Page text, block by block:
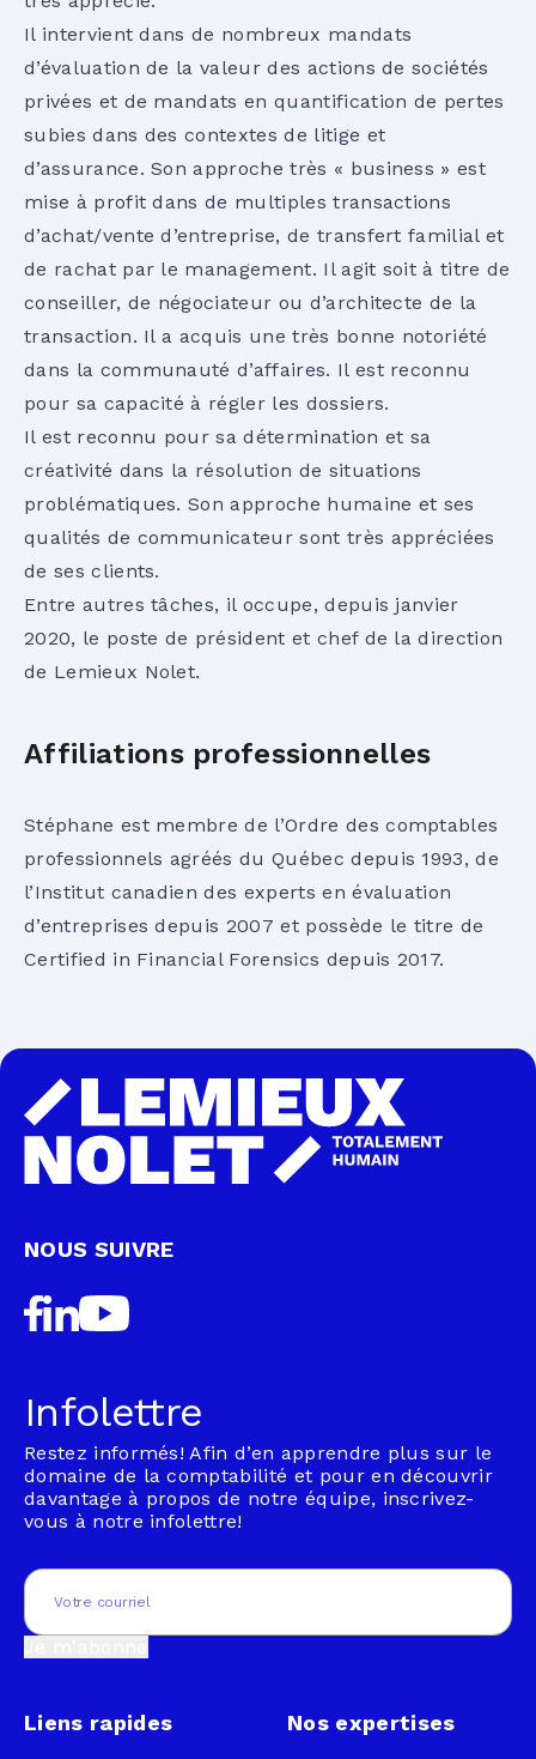
Il intervient dans de nombreux mandats
d’évaluation de la valeur des actions de sociétés
privées et de mandats en quantification de pertes
subies dans des contextes de litige et
d’assurance. Son approche très « business » est
mise à profit dans de multiples transactions
d’achat/vente d’entreprise, de transfert familial et
de rachat par le management. Il agit soit à titre de
conseiller, de négociateur ou d’architecte de la
transaction. Il a acquis une très bonne notoriété
dans la communauté d’affaires. Il est reconnu
pour sa capacité à régler les dossiers.
Il est reconnu pour sa détermination et sa
créativité dans la résolution de situations
problématiques. Son approche humaine et ses
qualités de communicateur sont très appréciées
de ses clients.
Entre autres tâches, il occupe, depuis janvier
2020, le poste de président et chef de la direction
de Lemieux Nolet.
Affiliations professionnelles
Stéphane est membre de l’Ordre des comptables
professionnels agréés du Québec depuis 1993, de
l’Institut canadien des experts en évaluation
d’entreprises depuis 2007 et possède le titre de
Certified in Financial Forensics depuis 2017.
NOUS SUIVRE
Infolettre
Restez informés! Afin d’en apprendre plus sur le
domaine de la comptabilité et pour en découvrir
davantage à propos de notre équipe, inscrivez-
vous à notre infolettre!
Email
Liens rapides Nos expertises